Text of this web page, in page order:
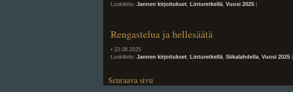
Luokittelu: Jannen kirjoitukset Linturetkellä Vuosi 2025 |
Rengastelua ja hellesäätä
• 22.08.2025
Luokittelu: Jannen kirjoitukset Linturetkellä Siikalahdella Vuosi 2025 |
Seuraava sivu